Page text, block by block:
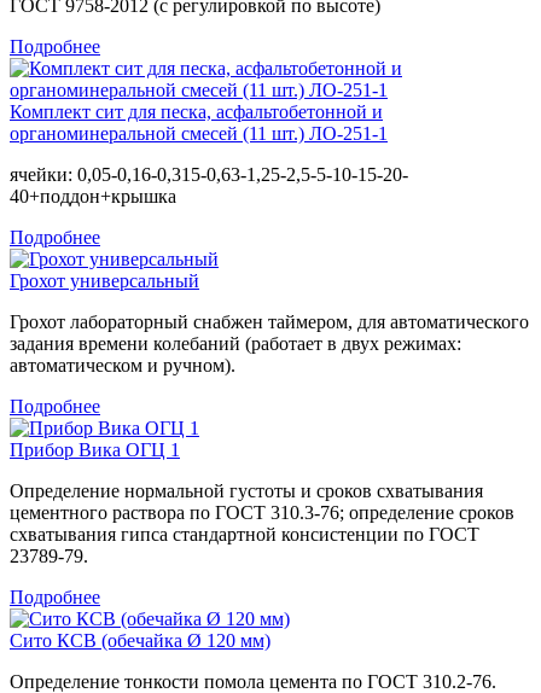
ГОСТ 9758-2012 (с регулировкой по высоте)
Подробнее
Комплект сит для песка, асфальтобетонной и
органоминеральной смесей (11 шт.) ЛО-251-1
ячейки: 0,05-0,16-0,315-0,63-1,25-2,5-5-10-15-20-
40+поддон+крышка
Подробнее
Грохот универсальный
Грохот лабораторный снабжен таймером, для автоматического
задания времени колебаний (работает в двух режимах:
автоматическом и ручном).
Подробнее
Прибор Вика ОГЦ 1
Определение нормальной густоты и сроков схватывания
цементного раствора по ГОСТ 310.3-76; определение сроков
схватывания гипса стандартной консистенции по ГОСТ
23789-79.
Подробнее
Сито КСВ (обечайка Ø 120 мм)
Определение тонкости помола цемента по ГОСТ 310.2-76.